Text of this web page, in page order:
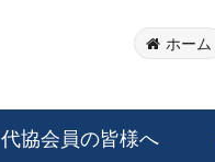
ホーム
代協会員の皆様へ